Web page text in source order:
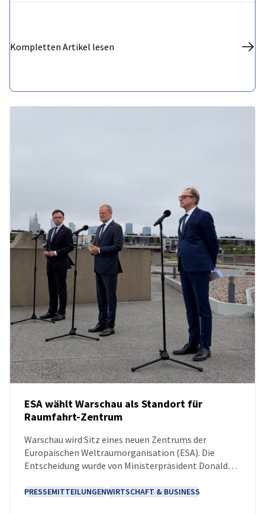
Kompletten Artikel lesen
ESA wählt Warschau als Standort für
Raumfahrt-Zentrum
Warschau wird Sitz eines neuen Zentrums der
Europäischen Weltraumorganisation (ESA). Die
Entscheidung wurde von Ministerpräsident Donald
Andrzej Domański sowie ESA-Generaldirektor Josef
PRESSEMITTEILUNGENWIRTSCHAFT & BUSINESS